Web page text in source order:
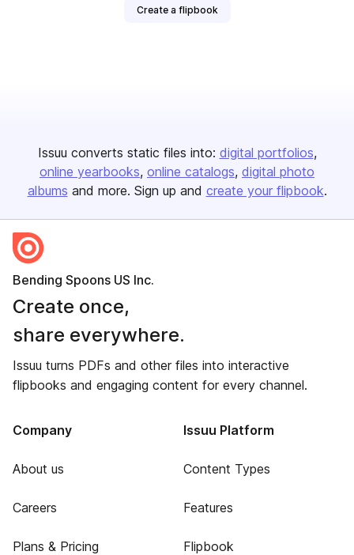
Create a flipbook
Issuu converts static files into: digital portfolios
online yearbooks online catalogs digital photo
albums and more. Sign up and create your flipbook.
Bending Spoons US Inc.
Create once,
share everywhere.
Issuu turns PDFs and other files into interactive
flipbooks and engaging content for every channel.
Company
About us
Careers
Plans & Pricing
Issuu Platform
Content Types
Features
Flipbook